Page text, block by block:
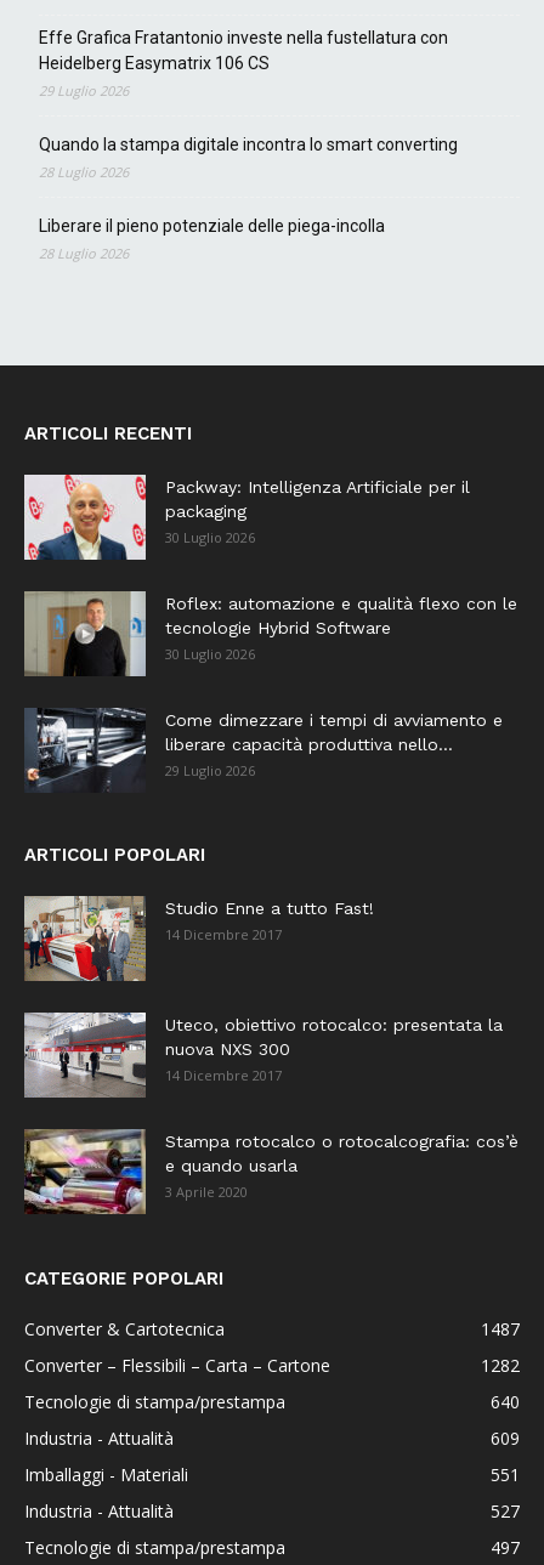
Effe Grafica Fratantonio investe nella fustellatura con
Heidelberg Easymatrix 106 CS
29 Luglio 2026
Quando la stampa digitale incontra lo smart converting
28 Luglio 2026
Liberare il pieno potenziale delle piega-incolla
28 Luglio 2026
ARTICOLI RECENTI
Packway: Intelligenza Artificiale per il
packaging
30 Luglio 2026
Roflex: automazione e qualità flexo con le
tecnologie Hybrid Software
30 Luglio 2026
Come dimezzare i tempi di avviamento e
liberare capacità produttiva nello...
29 Luglio 2026
ARTICOLI POPOLARI
Studio Enne a tutto Fast!
14 Dicembre 2017
Uteco, obiettivo rotocalco: presentata la
nuova NXS 300
14 Dicembre 2017
Stampa rotocalco o rotocalcografia: cos’è
e quando usarla
3 Aprile 2020
CATEGORIE POPOLARI
Converter & Cartotecnica
1487
Converter – Flessibili – Carta – Cartone
1282
Tecnologie di stampa/prestampa
640
Industria - Attualità
609
Imballaggi - Materiali
551
Industria - Attualità
527
Tecnologie di stampa/prestampa
497